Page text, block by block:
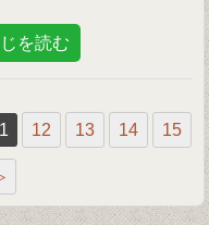
を読む
12 13 14 15